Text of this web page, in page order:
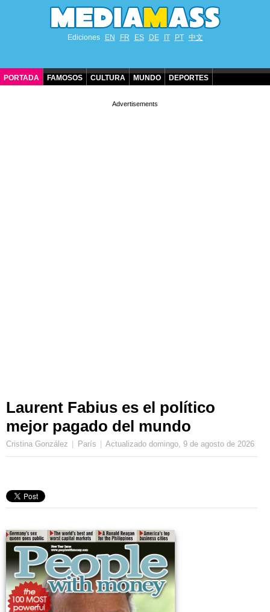
Ediciones EN FR ES DE IT PT 中文
PORTADA FAMOSOS CULTURA MUNDO DEPORTES
Laurent Fabius es el político
mejor pagado del mundo
Cristina González París Actualizadodomingo, 9 de agosto de 2026